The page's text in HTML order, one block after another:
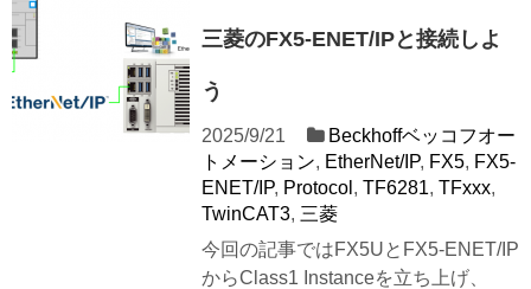
三菱のFX5-ENET/IPと接続しよ
う
2025/9/21
Beckhoffベッコフオー
トメーション, EtherNet/IP, FX5, FX5-
ENET/IP, Protocol , TF6281, TFxxx,
TwinCAT3, 三菱
今回の記事ではFX5UとFX5-ENET/IP
からClass1 Instanceを立ち上げ、